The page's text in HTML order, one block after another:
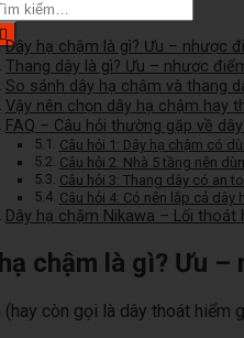
Dây hạ chậm là gì? Ưu – nhược
Thang dây là gì? Ưu – nhược
So sánh dây hạ chậm và thang
Vậy nên chọn dây hạ chậm hay
FAQ – Câu hỏi thường gặp về
Câu hỏi 1: Dây hạ chậm có
Câu hỏi 2: Nhà 5 tầng nên
Câu hỏi 3: Thang dây có an
Câu hỏi 4: Có nên lắp cả
Dây hạ chậm Nikawa – Lối
chậm là gì? Ưu
(hay còn gọi là dây thoát